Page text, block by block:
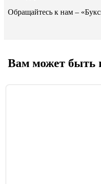
Обращайтесь к нам –
Вам может быть